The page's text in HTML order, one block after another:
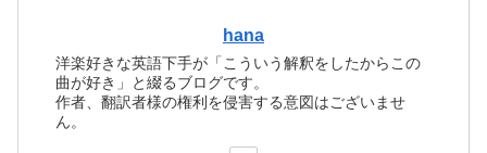
hana
洋楽好きな英語下手が「こういう解釈をしたからこの
曲が好き」と綴るブログです。
作者、翻訳者様の権利を侵害する意図はございませ
ん。